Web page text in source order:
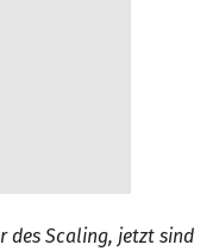
des Scaling, jetzt sind